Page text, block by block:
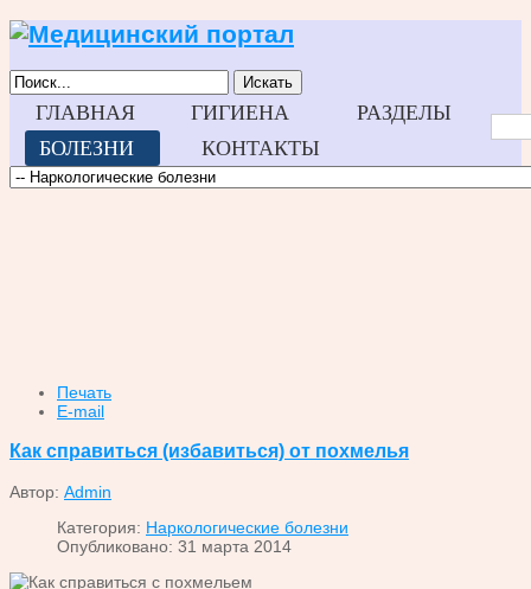
Искать
ГЛАВНАЯ ГИГИЕНА
РАЗДЕЛЫ
БОЛЕЗНИ
КОНТАКТЫ
Печать
E-mail
Как справиться (избавиться) от похмелья
Автор: Admin
Категория: Наркологические болезни
Опубликовано: 31 марта 2014